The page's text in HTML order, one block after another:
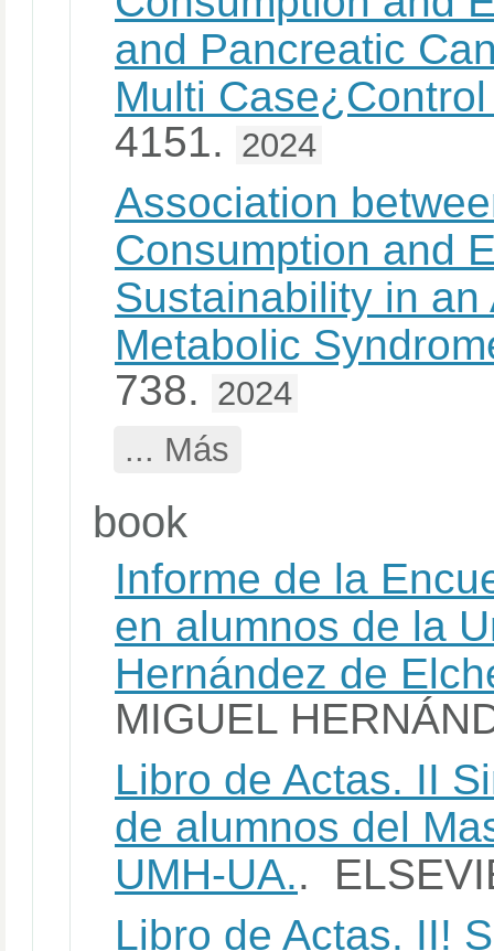
and Pancreatic
Multi
4151. 2024
Association
Consumption and
Sustainability in
Metabolic
738. 2024
... Más
book
Informe de la
en alumnos de la
Hernández de
MIGUEL
Libro de Actas. II
de alumnos del
UMH-UA..
Libro de Actas. II!